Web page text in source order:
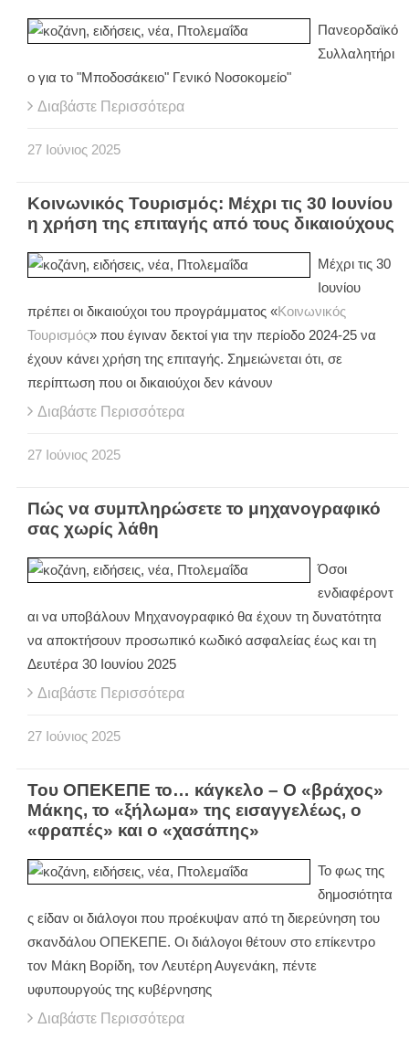
Πανεορδαϊκό
Συλλαλητήρι
ο για το "Μποδοσάκειο" Γενικό Νοσοκομείο"
Διαβάστε Περισσότερα
27 Ιούνιος 2025
Κοινωνικός Τουρισμός: Μέχρι τις 30 Ιουνίου
η χρήση της επιταγής από τους δικαιούχους
Μέχρι τις 30
Ιουνίου
πρέπει οι δικαιούχοι του προγράμματος «Κοινωνικός
Τουρισμός» που έγιναν δεκτοί για την περίοδο 2024-25 να
έχουν κάνει χρήση της επιταγής. Σημειώνεται ότι, σε
περίπτωση που οι δικαιούχοι δεν κάνουν
Διαβάστε Περισσότερα
27 Ιούνιος 2025
Πώς να συμπληρώσετε το μηχανογραφικό
σας χωρίς λάθη
Όσοι
ενδιαφέροντ
αι να υποβάλουν Μηχανογραφικό θα έχουν τη δυνατότητα
να αποκτήσουν προσωπικό κωδικό ασφαλείας έως και τη
Δευτέρα 30 Ιουνίου 2025
Διαβάστε Περισσότερα
27 Ιούνιος 2025
Του ΟΠΕΚΕΠΕ το… κάγκελο – Ο «βράχος»
Μάκης, το «ξήλωμα» της εισαγγελέως, ο
«φραπές» και ο «χασάπης»
Το φως της
δημοσιότητα
ς είδαν οι διάλογοι που προέκυψαν από τη διερεύνηση του
σκανδάλου ΟΠΕΚΕΠΕ. Οι διάλογοι θέτουν στο επίκεντρο
τον Μάκη Βορίδη, τον Λευτέρη Αυγενάκη, πέντε
υφυπουργούς της κυβέρνησης
Διαβάστε Περισσότερα